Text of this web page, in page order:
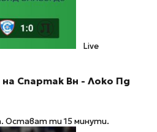
Live
на Спартак Вн - Локо Пд
Остават ти 15 минути.